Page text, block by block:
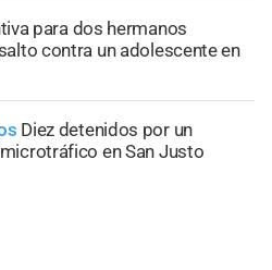
para dos hermanos
contra un adolescente en
Diez detenidos por un
en San Justo